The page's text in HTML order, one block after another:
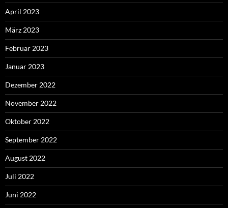
April 2023
März 2023
Februar 2023
Januar 2023
Dezember 2022
November 2022
Oktober 2022
September 2022
August 2022
Juli 2022
Juni 2022